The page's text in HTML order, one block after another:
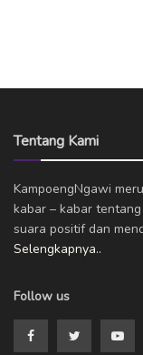
Tentang Kami
KampoengNgawi
kabar – kabar
suara positif dan
Selengkapnya..
Follow us